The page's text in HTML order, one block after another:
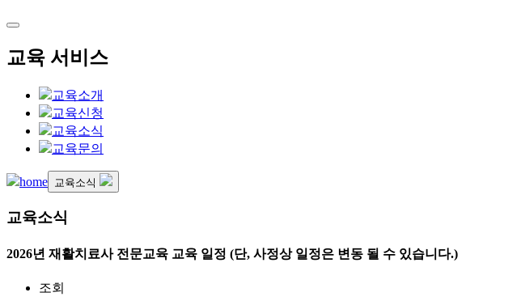
교육 서비스
교육소개
교육신청
교육소식
교육문의
home 교육소식
교육소식
2026년 재활치료사 전문교육 교육 일정 (단, 사정상 일정은 변동 될 수 있습니다.)
조회